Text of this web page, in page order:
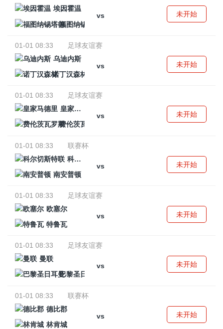
埃因霍温
vs
福图纳锡塔德
未开始
01-01 08:33
足球友谊赛
乌迪内斯
vs
诺丁汉森林
未开始
01-01 08:33
足球友谊赛
皇家马德里
vs
费伦茨瓦罗斯
未开始
01-01 08:33
联赛杯
科尔切斯特联
vs
南安普顿
未开始
01-01 08:33
足球友谊赛
欧塞尔
vs
特鲁瓦
未开始
01-01 08:33
足球友谊赛
曼联
vs
巴黎圣日耳曼
未开始
01-01 08:33
联赛杯
德比郡
vs
林肯城
未开始